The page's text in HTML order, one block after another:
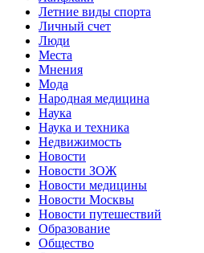
Летние виды спорта
Личный счет
Люди
Места
Мнения
Мода
Народная медицина
Наука
Наука и техника
Недвижимость
Новости
Новости ЗОЖ
Новости медицины
Новости Москвы
Новости путешествий
Образование
Общество